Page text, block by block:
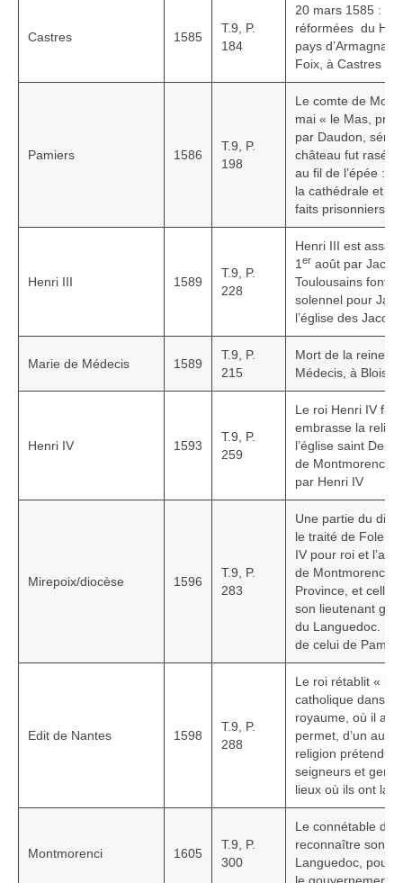
Castres 1585
T.9, P.
184
20 mars 1585 :
réformées du
pays
Foix, à Castres
Pamiers 1586
T.9, P.
198
Le comte de
mai « le Mas,
par Daudon,
château fut rasé
au fil de l’épée :
la cathédrale et
faits prisonniers »
Henri III 1589
T.9, P.
228
Henri III est
1 er août par
Toulousains font
solennel pour
l’église des
Marie de Médecis 1589
T.9, P.
215
Mort de la reine
Médecis, à Blois,
Henri IV 1593
T.9, P.
259
Le roi Henri IV fait
embrasse la
l’église saint
de Montmorenci
par Henri IV
Mirepoix/diocèse 1596
T.9, P.
283
Une partie du
le traité de
IV pour roi et
de Montmorenci,
Province, et celle
son lieutenant
du Languedoc.
de celui de
Edit de Nantes 1598
T.9, P.
288
Le roi rétablit «
catholique dans
royaume, où il a
permet, d’un
religion
seigneurs et
lieux où ils ont la
Montmorenci 1605
T.9, P.
300
Le connétable de
reconnaître son
Languedoc, pour